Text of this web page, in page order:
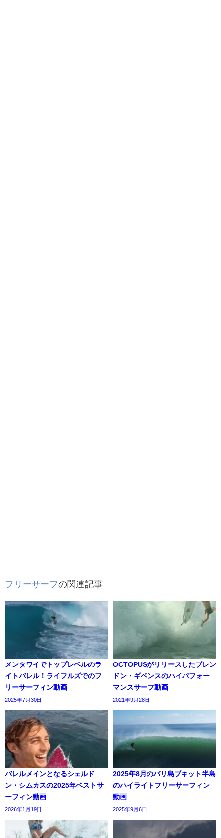
フリーサーフの関連記事
メンタワイでトップレベルのラ
イトバレル！ライフルズでのフ
リーサーフィン動画
2025年7月30日
OCTOPUSがリリースしたブレン
ドン・ギベンスのハイパフォー
マンスサーフ動画
2021年9月28日
バレルメインとなるシェルド
ン・シムカスの2025年ベストサ
ーフィン動画
2026年1月19日
2025年8月のバリ島ブキット半島
のハイライトフリーサーフィン
動画
2025年9月6日